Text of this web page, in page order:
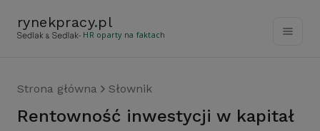
rynekpracy.pl
- HR oparty na faktach
Strona główna Słownik
rentowność inwestycji w kapitał